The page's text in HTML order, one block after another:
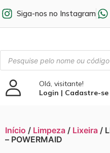
Siga-nos no Instagram
Olá, visitante!
Login | Cadastre-se
Início / Limpeza / Lixeira /
– POWERMAID